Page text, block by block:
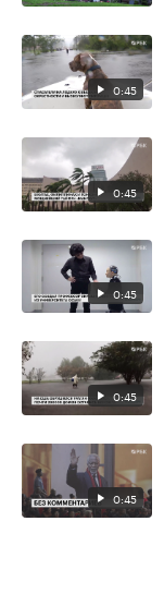
0:45
0:45
0:45
0:45
0:45